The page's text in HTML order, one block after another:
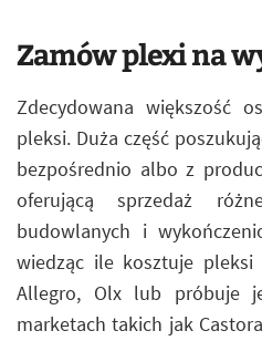
Zamów plexi na
Zdecydowana większość
pleksi. Duża część
bezpośrednio albo z
oferującą sprzedaż
budowlanych i
wiedząc ile kosztuje
Allegro, Olx lub próbuje
marketach takich jak